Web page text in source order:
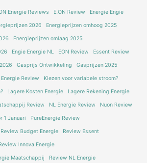
Energie Reviews E.ON Review Energie Engie
2026 Energieprijzen omhoog 2025
Energieprijzen omlaag 2025
Engie Energie NL EON Review Essent Review
Gasprijs Ontwikkeling Gasprijzen 2025
Energie Review Kiezen voor variabele stroom?
Lagere Kosten Energie Lagere Rekening Energie
Review NL Energie Review Nuon Review
1 Januari PureEnergie Review
Review Budget Energie Review Essent
Innova Energie
Maatschappij Review NL Energie